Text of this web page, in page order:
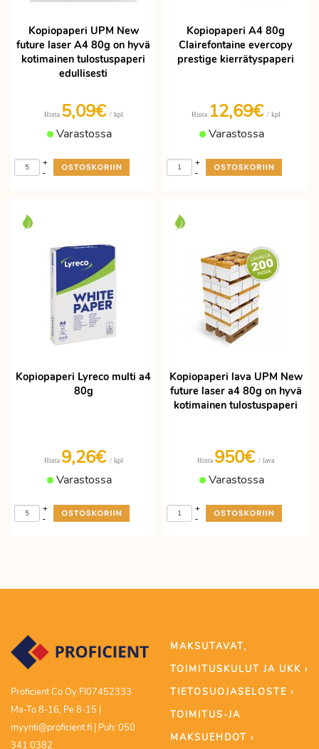
Kopiopaperi UPM New
future laser A4 80g on hyvä
kotimainen tulostuspaperi
edullisesti
Hinta 5,09€ / kpl
Varastossa
-
+
Kopiopaperi A4 80g
Clairefontaine evercopy
prestige kierrätyspaperi
Hinta 12,69€ / kpl
Varastossa
-
+
Kopiopaperi Lyreco multi a4
80g
Hinta 9,26€ / kpl
Varastossa
-
+
Kopiopaperi lava UPM New
future laser a4 80g on hyvä
kotimainen tulostuspaperi
Hinta 950€ / lava
Varastossa
-
+
Proficient Co Oy FI07452333
Ma-To 8-16, Pe 8-15 |
myynti@proficient.fi | Puh: 050
341 0382
MAKSUTAVAT,
TOIMITUSKULUT JA UKK ›
TIETOSUOJASELOSTE ›
TOIMITUS-JA
MAKSUEHDOT ›